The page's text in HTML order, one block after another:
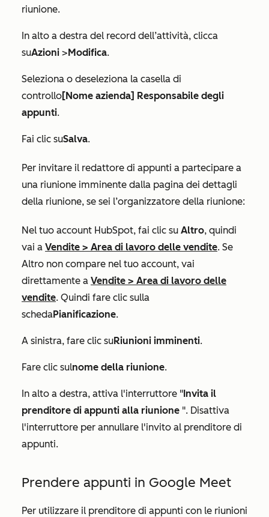
riunione.
In alto a destra del record dell’attività, clicca
suAzioni >Modifica.
Seleziona o deseleziona la casella di
controllo[Nome azienda] Responsabile degli
appunti.
Fai clic suSalva.
Per invitare il redattore di appunti a partecipare a
una riunione imminente dalla pagina dei dettagli
della riunione, se sei l’organizzatore della riunione:
Nel tuo account HubSpot, fai clic su Altro, quindi
vai a Vendite > Area di lavoro delle vendite. Se
Altro non compare nel tuo account, vai
direttamente a Vendite > Area di lavoro delle
vendite. Quindi fare clic sulla
schedaPianificazione.
A sinistra, fare clic suRiunioni imminenti.
Fare clic sulnome della riunione.
In alto a destra, attiva l'interruttore "Invita il
prenditore di appunti alla riunione ". Disattiva
l'interruttore per annullare l'invito al prenditore di
appunti.
Prendere appunti in Google Meet
Per utilizzare il prenditore di appunti con le riunioni